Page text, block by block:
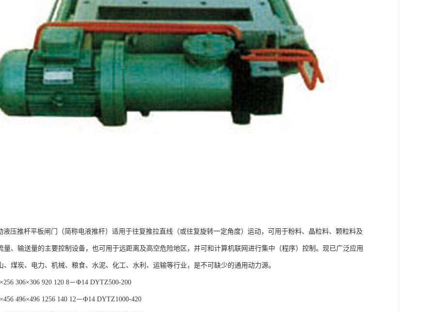
液压推杆平板闸门（简称电液推杆）适用于往复推拉直线（或往复旋转一定角度）运动，可用于粉料、晶粒料、颗粒料及
量、输送量的主要控制设备，也可用于远距离及高空危险地区，并可和计算机联网进行集中（程序）控制。现已广泛应用
、煤炭、电力、机械、粮食、水泥、化工、水利、运输等行业，是不可缺少的通用动力源。
306×306 920 120 8－Ф14 DYTZ500-200
496×496 1256 140 12－Ф14 DYTZ1000-420